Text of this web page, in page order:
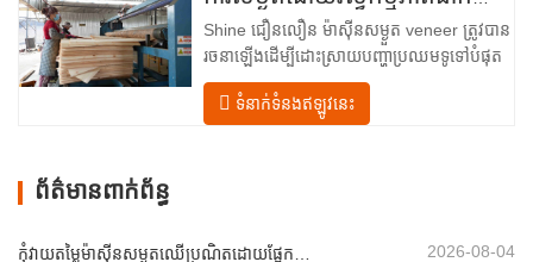
ម៉ាស៊ីនកិនឈើ និងកន្លែងផលិតគ្រឿងសង្ហារិម
ទំនើបទាន់សម័យនេះ …
Shine ជឿនលឿន ម៉ាស៊ីនសម្ងួត veneer ត្រូវបាន
រចនាឡើងដើម្បីដោះស្រាយបញ្ហាប្រឈមទូទៅបំផុត
នៅក្នុង ការស្ងួត veneer៖ សំណើមមិនស្មើគ្នា
ថាមពលគ្មានប្រសិទ្ធភាព និងហានិភ័យនៃពិការភាព
ទំនាក់ទំនងឥឡូវនេះ
ព័ត៌មានពាក់ព័ន្ធ
2026-08-04